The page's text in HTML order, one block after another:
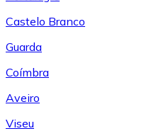
Castelo Branco
Guarda
Coímbra
Aveiro
Viseu